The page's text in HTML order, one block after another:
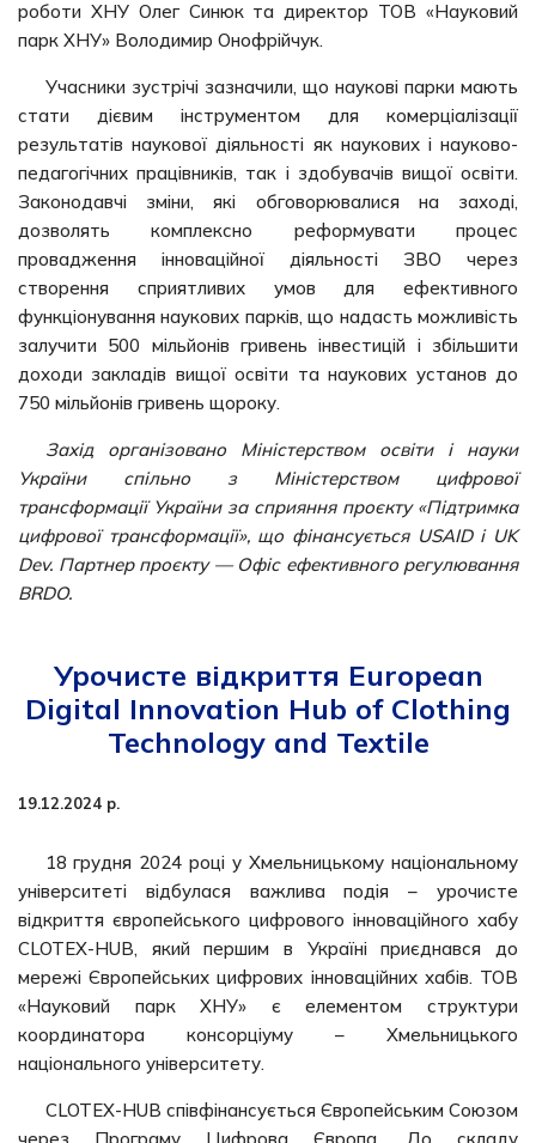
роботи ХНУ Олег Синюк та директор ТОВ «Науковий
парк ХНУ» Володимир Онофрійчук.
Учасники зустрічі зазначили, що наукові парки мають
стати дієвим інструментом для комерціалізації
результатів наукової діяльності як наукових і науково-
педагогічних працівників, так і здобувачів вищої освіти.
Законодавчі зміни, які обговорювалися на заході,
дозволять комплексно реформувати процес
провадження інноваційної діяльності ЗВО через
створення сприятливих умов для ефективного
функціонування наукових парків, що надасть можливість
залучити 500 мільйонів гривень інвестицій і збільшити
доходи закладів вищої освіти та наукових установ до
750 мільйонів гривень щороку.
Захід організовано Міністерством освіти і науки
України спільно з Міністерством цифрової
трансформації України за сприяння проєкту «Підтримка
цифрової трансформації», що фінансується USAID і UK
Dev. Партнер проєкту — Офіс ефективного регулювання
BRDO.
Урочисте відкриття European
Digital Innovation Hub of Clothing
Technology and Textile
19.12.2024 р.
18 грудня 2024 році у Хмельницькому національному
університеті відбулася важлива подія – урочисте
відкриття європейського цифрового інноваційного хабу
CLOTEX-HUB, який першим в Україні приєднався до
мережі Європейських цифрових інноваційних хабів. ТОВ
«Науковий парк ХНУ» є елементом структури
координатора консорціуму – Хмельницького
національного університету.
CLOTEX-HUB співфінансується Європейським Союзом
через Програму Цифрова Європа. До складу